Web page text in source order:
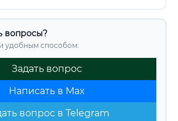
вопросы?
удобным способом:
Задать вопрос
Написать в Max
вопрос в Telegram